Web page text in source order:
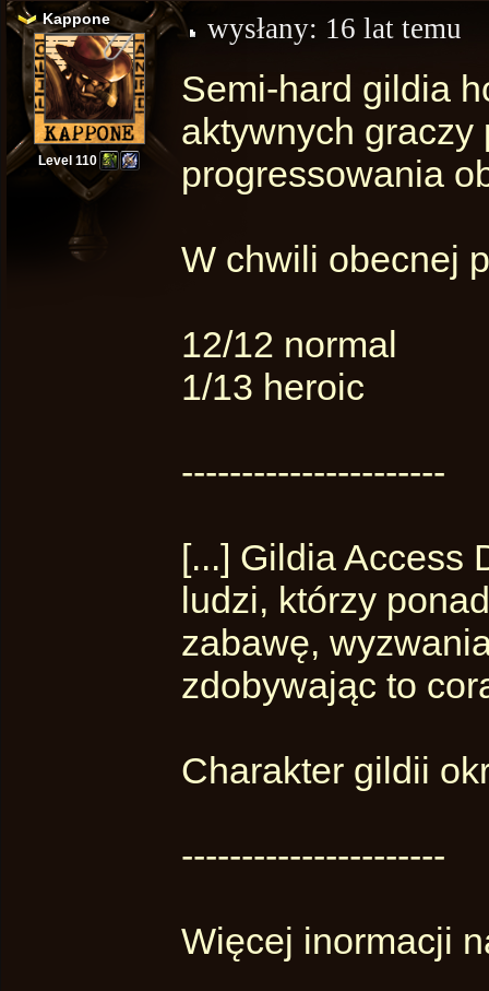
Kappone
Level 110
wysłany: 16 lat temu
Semi-hard gildia
aktywnych
progressowania
W chwili obecnej
12/12 normal
1/13 heroic
----------------------
[...] Gildia Access
ludzi, którzy
zabawę,
zdobywając to
Charakter gildii
----------------------
Więcej inormacji